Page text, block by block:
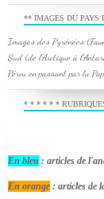
** IMAGES DU PAYS
Images des Pyrénées
Sud (de l'Arctique à
Pérou en passant par la
* * * * * *
En bleu : articles de
En orange : articles de